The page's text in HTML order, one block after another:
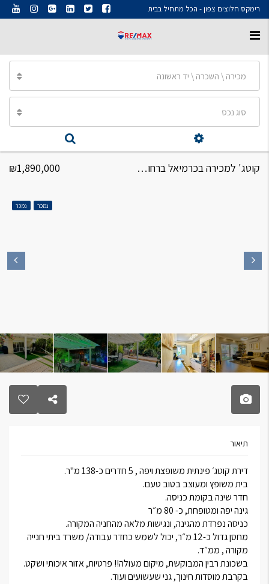
רימקס חלוצים צפון - הכל מתחיל בבית
מכירה \ השכרה \ יד ראשונה
סוג נכס
קוטג' למכירה בכרמיאל ברחוב נתיב הל"ה קוטג' 5 חד' ₪1,890,000
נמכר נמכר
תיאור
דירת קוטג׳ פינתית משופצת ויפה , 5 חדרים כ-138 מ"ר.
בית משופץ ומעוצב בטוב טעם.
חדר שינה בקומת כניסה.
גינה יפה ומטופחת, כ- 80 מ״ר
כניסה נפרדת מהגינה, ונגישות מלאה מהחניה המקורה.
מחסן גדול כ-12 מ״ר, יכול לשמש כחדר עבודה/ משרד ביתי חנייה
מקורה , ממ״ד.
בשכונת רבין המבוקשת, מיקום מעולה!! פרטיות, אזור איכותי ושקט.
בקרבת מוסדות חינוך, גני שעשועים ועוד.